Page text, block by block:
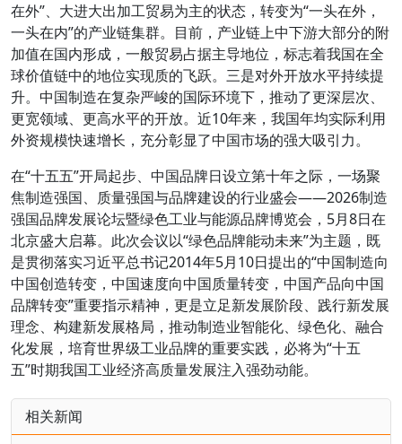
在外”、大进大出加工贸易为主的状态，转变为“一头在外，
一头在内”的产业链集群。目前，产业链上中下游大部分的附
加值在国内形成，一般贸易占据主导地位，标志着我国在全
球价值链中的地位实现质的飞跃。三是对外开放水平持续提
升。中国制造在复杂严峻的国际环境下，推动了更深层次、
更宽领域、更高水平的开放。近10年来，我国年均实际利用
外资规模快速增长，充分彰显了中国市场的强大吸引力。
在“十五五”开局起步、中国品牌日设立第十年之际，一场聚
焦制造强国、质量强国与品牌建设的行业盛会——2026制造
强国品牌发展论坛暨绿色工业与能源品牌博览会，5月8日在
北京盛大启幕。此次会议以“绿色品牌能动未来”为主题，既
是贯彻落实习近平总书记2014年5月10日提出的“中国制造向
中国创造转变，中国速度向中国质量转变，中国产品向中国
品牌转变”重要指示精神，更是立足新发展阶段、践行新发展
理念、构建新发展格局，推动制造业智能化、绿色化、融合
化发展，培育世界级工业品牌的重要实践，必将为“十五
五”时期我国工业经济高质量发展注入强劲动能。
相关新闻